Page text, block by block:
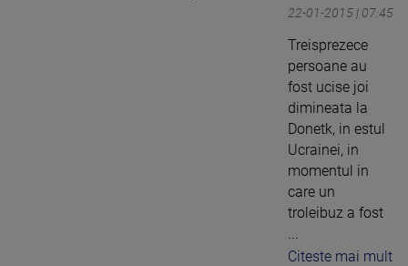
22-01-2015 | 07:45
Treisprezece
persoane au
fost ucise joi
dimineata la
Donetk, in estul
Ucrainei, in
momentul in
care un
troleibuz a fost
...
Citeste mai mult